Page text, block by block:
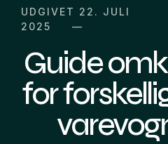
UDGIVET 22. JULI
2025
Guide
for